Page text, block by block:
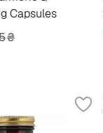
Capsules
₴